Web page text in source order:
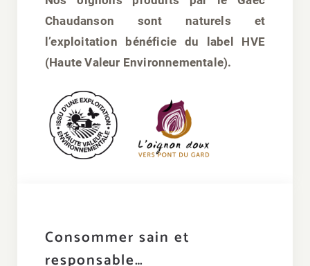
Chaudanson sont naturels et
l’exploitation bénéficie du label HVE
(Haute Valeur Environnementale).
Consommer sain et
responsable…